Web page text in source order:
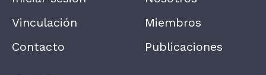
H
S
Vinculación
Contacto
Miembros
Publicaciones